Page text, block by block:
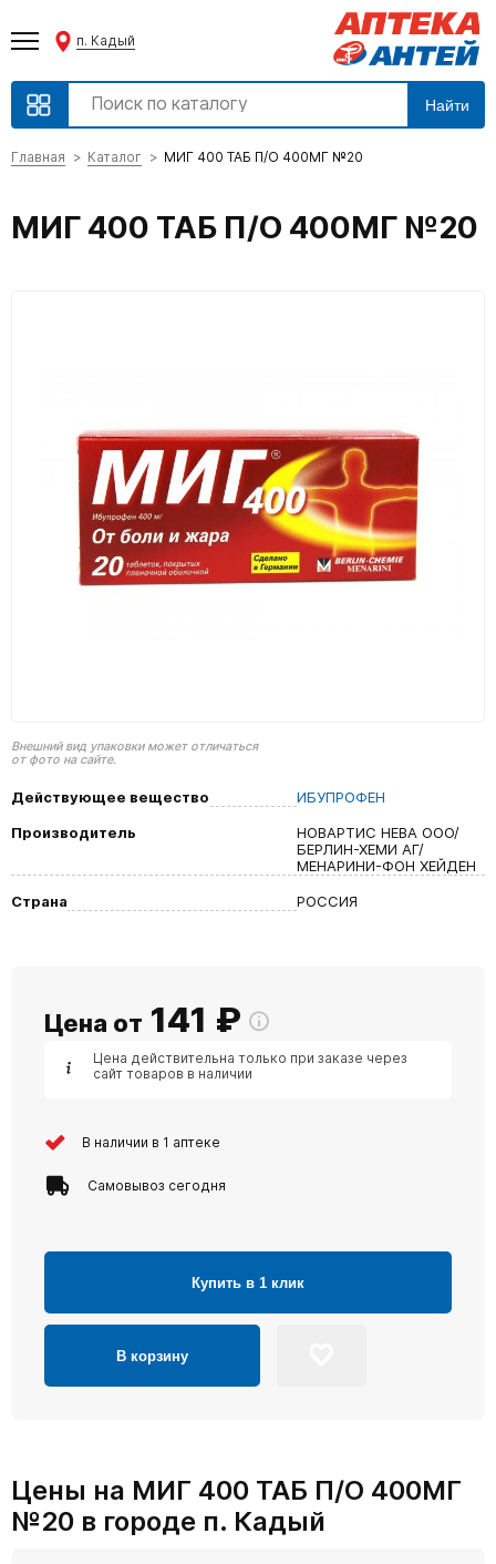
п. Кадый
Найти
Главная Каталог МИГ 400 ТАБ П/О 400МГ №20
МИГ 400 ТАБ П/О 400МГ №20
Внешний вид упаковки может отличаться
от фото на сайте.
Действующее вещество
ИБУПРОФЕН
Производитель
НОВАРТИС НЕВА ООО/
БЕРЛИН-ХЕМИ АГ/
МЕНАРИНИ-ФОН ХЕЙДЕН
Страна
РОССИЯ
Цена от 141 ₽
Цена действительна только при заказе через
сайт товаров в наличии
В наличии в 1 аптеке
Самовывоз сегодня
Купить в 1 клик
В корзину
Цены на МИГ 400 ТАБ П/О 400МГ
№20 в городе п. Кадый